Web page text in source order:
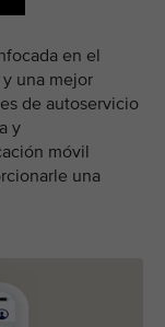
en el
una mejor
de autoservicio
y
móvil
una